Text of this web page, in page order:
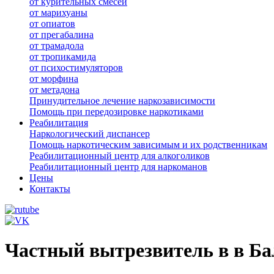
от марихуаны
от опиатов
от прегабалина
от трамадола
от тропикамида
от психостимуляторов
от морфина
от метадона
Принудительное лечение наркозависимости
Помощь при передозировке наркотиками
Реабилитация
Наркологический диспансер
Помощь наркотическим зависимым и их родственникам
Реабилитационный центр для алкоголиков
Реабилитационный центр для наркоманов
Цены
Контакты
Частный вытрезвитель в в